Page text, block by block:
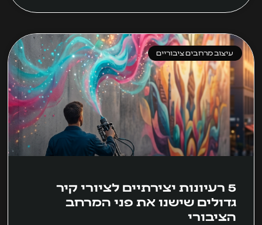
עיצוב מרחבים ציבוריים
5 רעיונות יצירתיים לציורי קיר
גדולים שישנו את פני המרחב
הציבורי